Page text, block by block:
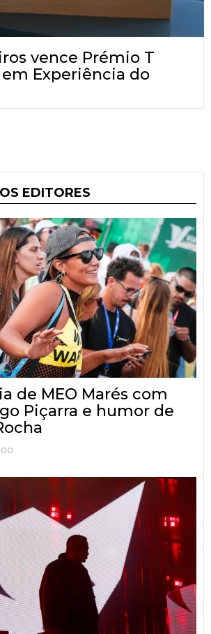
vence Prémio T
em Experiência do
EDITORES
de MEO Marés com
Piçarra e humor de